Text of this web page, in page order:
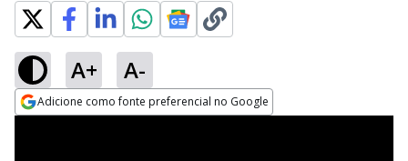
A+ A-
Adicione como fonte preferencial no Google